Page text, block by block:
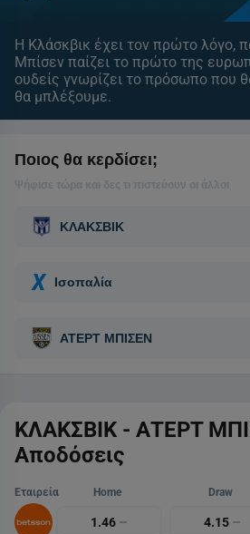
Η Κλάσκβικ έχει τον πρώτο λόγο,
Μπίσεν παίζει το πρώτο της
ουδείς γνωρίζει το πρόσωπο που
θα μπλέξουμε.
ΚΛΑΚΣΒΙΚ - ΑΤΕΡΤ
Αποδόσεις
Εταιρεία Home Draw
1.46 4.15